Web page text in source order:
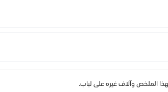
الملخص وآلاف غيره على لباب.